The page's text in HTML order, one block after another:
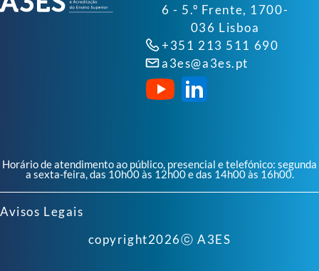
6 - 5.º Frente, 1700-
036 Lisboa
+351 213 511 690
a3es@a3es.pt
Horário de atendimento ao público, presencial e telefónico: segunda
a sexta-feira, das 10h00 às 12h00 e das 14h00 às 16h00.
Avisos Legais
copyright2026ⓒ A3ES